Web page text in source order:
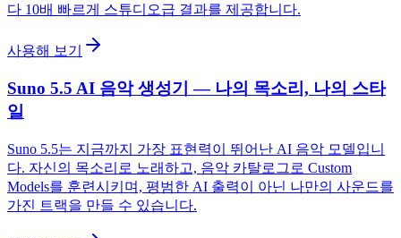
다 10배 빠르게 스튜디오급 결과를 제공합니다.
사용해 보기
Suno 5.5 AI 음악 생성기 — 나의 목소리, 나의 스타
일
Suno 5.5는 지금까지 가장 표현력이 뛰어난 AI 음악 모델입니
다. 자신의 목소리로 노래하고, 음악 카탈로그로 Custom
Models를 훈련시키며, 평범한 AI 출력이 아닌 나만의 사운드를
가진 트랙을 만들 수 있습니다.